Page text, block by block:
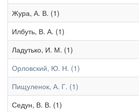
Жура, А. В. (1)
Илбуть, В. А. (1)
Ладутько, И. М. (1)
Орловский, Ю. Н. (1)
Пищуленок, А. Г. (1)
Седун, В. В. (1)